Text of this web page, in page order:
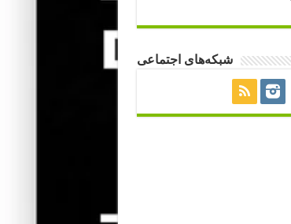
شبکه‌های اجتماعی